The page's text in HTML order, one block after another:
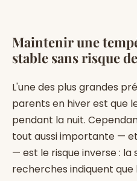
Maintenir une
stable sans risque
L'une des plus grandes
parents en hiver est que
pendant la nuit.
tout aussi importante —
— est le risque inverse : la
recherches indiquent